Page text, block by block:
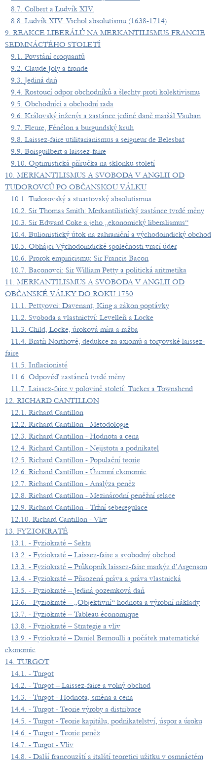
8.7. Colbert a Ludvík XIV.
8.8. Ludvík XIV: Vrchol absolutismu (1638-1714)
9. REAKCE LIBERÁLŮ NA MERKANTILISMUS FRANCIE
SEDMNÁCTÉHO STOLETÍ
9.1. Povstání croquantů
9.2. Claude Joly a fronde
9.3. Jediná daň
9.4. Rostoucí odpor obchodníků a šlechty proti kolektivismu
9.5. Obchodníci a obchodní rada
9.6. Královský inženýr a zastánce jediné daně maršál Vauban
9.7. Fleure, Fénélon a burgundský kruh
9.8. Laissez-faire utilitarianismus a seigneur de Belesbat
9.9. Boisguilbert a laissez-faire
9.10. Optimistická příručka na sklonku století
10. MERKANTILISMUS A SVOBODA V ANGLII OD
TUDOROVCŮ PO OBČANSKOU VÁLKU
10.1. Tudorovský a stuartovský absolutismus
10.2. Sir Thomas Smith: Merkantilistický zastánce tvrdé měny
10.3. Sir Edward Coke a jeho „ekonomický liberalismus“
10.4. Bulionistický útok na zahraniční a východoindický obchod
10.5. Obhájci Východoindické společnosti vrací úder
10.6. Prorok empiricismu: Sir Francis Bacon
10.7. Baconovci: Sir William Petty a politická aritmetika
11. MERKANTILISMUS A SVOBODA V ANGLII OD
OBČANSKÉ VÁLKY DO ROKU 1750
11.1. Pettyovci: Davenant, King a zákon poptávky
11.2. Svoboda a vlastnictví: Levelleři a Locke
11.3. Child, Locke, úroková míra a ražba
11.4. Bratři Northové, dedukce za axiomů a toryovské laissez-
faire
11.5. Inflacionisté
11.6. Odpověď zastánců tvrdé měny
11.7. Laissez-faire v polovině století: Tucker a Townshend
12. RICHARD CANTILLON
12.1. Richard Cantillon
12.2. Richard Cantillon - Metodologie
12.3. Richard Cantillon - Hodnota a cena
12.4. Richard Cantillon - Nejistota a podnikatel
12.5. Richard Cantillon - Populační teorie
12.6. Richard Cantillon - Územní ekonomie
12.7. Richard Cantillon - Analýza peněz
12.8. Richard Cantillon - Mezinárodní peněžní relace
12.9. Richard Cantillon - Tržní seberegulace
12.10. Richard Cantillon - Vliv
13. FYZIOKRATÉ
13.1. - Fyziokraté – Sekta
13.2. - Fyziokraté – Laissez-faire a svobodný obchod
13.3. - Fyziokraté – Průkopník laissez-faire markýz d’Argenson
13.4. - Fyziokraté – Přirozená práva a práva vlastnická
13.5. - Fyziokraté – Jediná pozemková daň
13.6. - Fyziokraté – „Objektivní“ hodnota a výrobní náklady
13.7. - Fyziokraté – Tableau économique
13.8. - Fyziokraté – Strategie a vliv
13.9. - Fyziokraté – Daniel Bernoulli a počátek matematické
ekonomie
14. TURGOT
14.1. - Turgot
14.2. - Turgot – Laissez-faire a volný obchod
14.3. - Turgot - Hodnota, směna a cena
14.4. - Turgot - Teorie výroby a distribuce
14.5. - Turgot - Teorie kapitálu, podnikatelství, úspor a úroku
14.6. - Turgot - Teorie peněz
14.7. - Turgot - Vliv
14.8. - Další francouzští a italští teoretici užitku v osmnáctém